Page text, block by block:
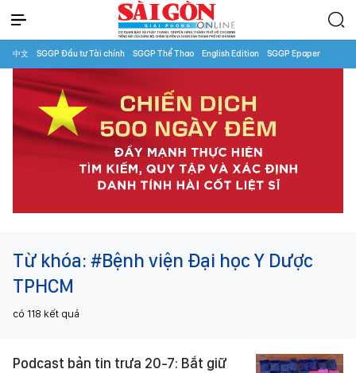
中文 SGGP Đầu tư Tài chính SGGP Thể Thao English Edition SGGP Epaper
Từ khóa: #Bệnh viện Đại học Y Dược
TPHCM
có 118 kết quả
Podcast bản tin trưa 20-7: Bắt giữ